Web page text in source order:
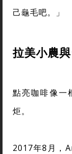
己龜毛吧。」
拉美小農
點亮咖啡像一
炬。
2017年8月，